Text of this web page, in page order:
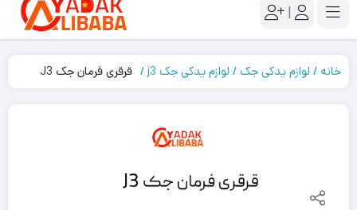
|
خانه لوازم یدکی جک لوازم یدکی جک j3 قرقری فرمان جک J3